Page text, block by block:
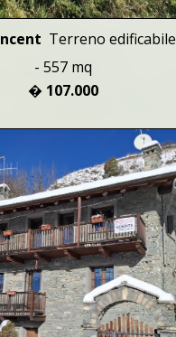
Terreno edificabile
- 557 mq
� 107.000